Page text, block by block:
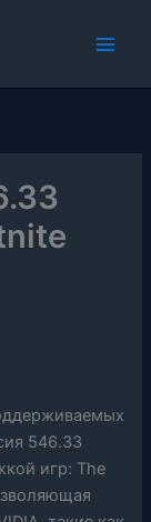
546.33
игр: The